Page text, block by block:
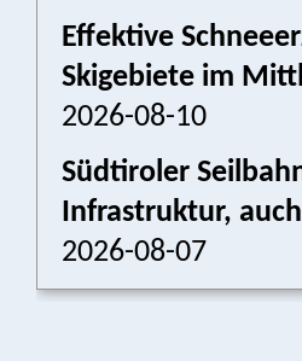
Effektive
Skigebiete im
2026-08-10
Südtiroler
Infrastruktur,
2026-08-07